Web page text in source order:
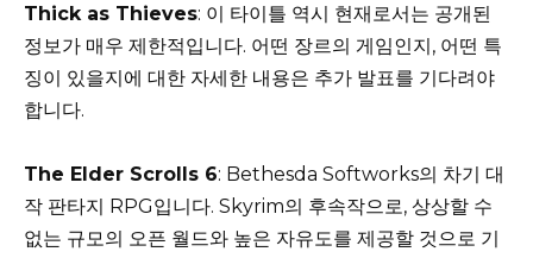
Thick as Thieves: 이 타이틀 역시 현재로서는 공개된
정보가 매우 제한적입니다. 어떤 장르의 게임인지, 어떤 특
징이 있을지에 대한 자세한 내용은 추가 발표를 기다려야
합니다.
The Elder Scrolls 6: Bethesda Softworks의 차기 대
작 판타지 RPG입니다. Skyrim의 후속작으로, 상상할 수
없는 규모의 오픈 월드와 높은 자유도를 제공할 것으로 기